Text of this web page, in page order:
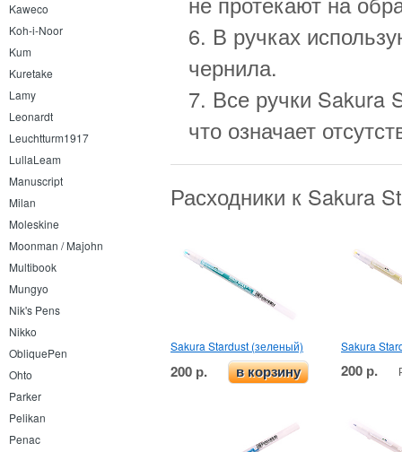
Kaweco
Koh-i-Noor
Kum
Kuretake
Lamy
Leonardt
Leuchtturm1917
LullaLeam
Manuscript
Milan
Moleskine
Moonman / Majohn
Multibook
Mungyo
Nik's Pens
Nikko
ObliquePen
Ohto
Parker
Pelikan
Penac
6. В ручках
чернила.
7. Все ручки Sakura
что означает
Расходники к Sakura
Sakura Stardust (зеленый)
200 р. в корзину
Sakura
200 р.